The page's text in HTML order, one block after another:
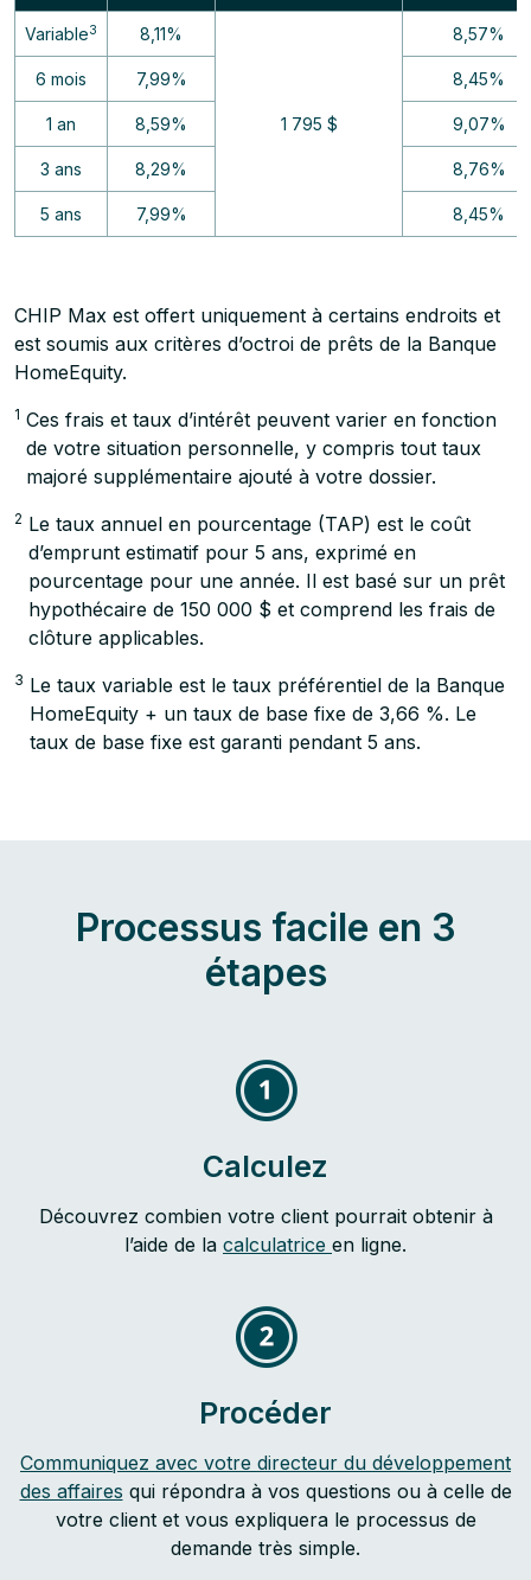
Variable3 8,11%
1 795 $
8,57%
6 mois 7,99% 8,45%
1 an 8,59% 9,07%
3 ans 8,29% 8,76%
5 ans 7,99% 8,45%
CHIP Max est offert uniquement à certains endroits et
est soumis aux critères d’octroi de prêts de la Banque
HomeEquity.
1 Ces frais et taux d’intérêt peuvent varier en fonction
de votre situation personnelle, y compris tout taux
majoré supplémentaire ajouté à votre dossier.
2 Le taux annuel en pourcentage (TAP) est le coût
d’emprunt estimatif pour 5 ans, exprimé en
pourcentage pour une année. Il est basé sur un prêt
hypothécaire de 150 000 $ et comprend les frais de
clôture applicables.
3 Le taux variable est le taux préférentiel de la Banque
HomeEquity + un taux de base fixe de 3,66 %. Le
taux de base fixe est garanti pendant 5 ans.
Processus facile en 3
étapes
Calculez
Découvrez combien votre client pourrait obtenir à
l’aide de la calculatrice en ligne.
Procéder
Communiquez avec votre directeur du développement
des affaires qui répondra à vos questions ou à celle de
votre client et vous expliquera le processus de
demande très simple.